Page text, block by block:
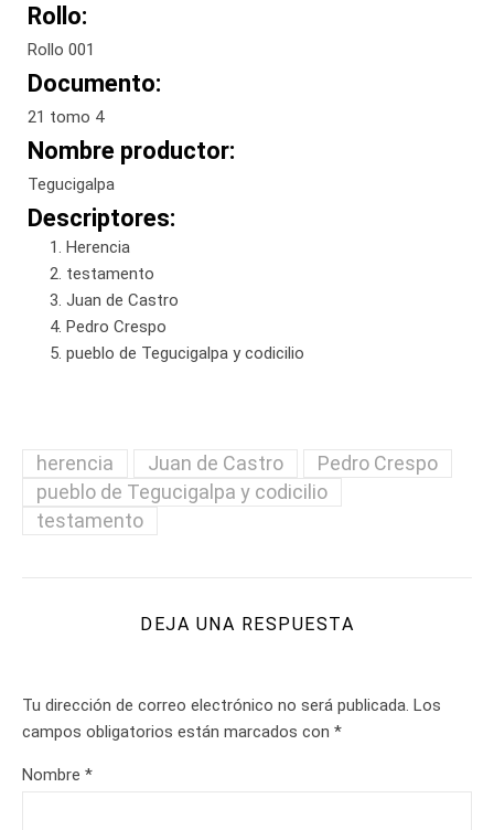
Rollo:
Rollo 001
Documento:
21 tomo 4
Nombre productor:
Tegucigalpa
Descriptores:
Herencia
testamento
Juan de Castro
Pedro Crespo
pueblo de Tegucigalpa y codicilio
herencia Juan de Castro
Pedro Crespo
pueblo de Tegucigalpa y codicilio
testamento
DEJA UNA RESPUESTA
Tu dirección de correo electrónico no será publicada. Los
campos obligatorios están marcados con *
Nombre *